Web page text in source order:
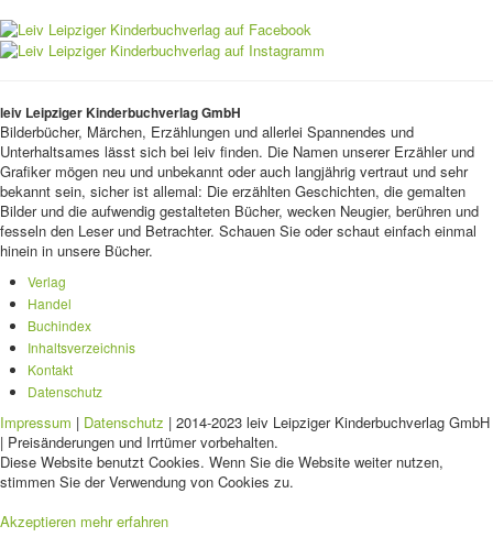
leiv Leipziger Kinderbuchverlag GmbH
Bilderbücher, Märchen, Erzählungen und allerlei Spannendes und
Unterhaltsames lässt sich bei leiv finden. Die Namen unserer Erzähler und
Grafiker mögen neu und unbekannt oder auch langjährig vertraut und sehr
bekannt sein, sicher ist allemal: Die erzählten Geschichten, die gemalten
Bilder und die aufwendig gestalteten Bücher, wecken Neugier, berühren und
fesseln den Leser und Betrachter. Schauen Sie oder schaut einfach einmal
hinein in unsere Bücher.
Verlag
Handel
Buchindex
Inhaltsverzeichnis
Kontakt
Datenschutz
Impressum | Datenschutz | 2014-2023 leiv Leipziger Kinderbuchverlag GmbH
| Preisänderungen und Irrtümer vorbehalten.
Diese Website benutzt Cookies. Wenn Sie die Website weiter nutzen,
stimmen Sie der Verwendung von Cookies zu.
Akzeptieren mehr erfahren